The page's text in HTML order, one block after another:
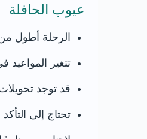
عيوب الحافلة
الرحلة أطول
تتغير المواعيد
قد توجد
تحتاج إلى